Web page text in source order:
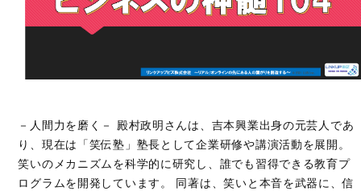
－人間力を磨く－ 殿村政明さんは、吉本興業出身の元芸人であ
り、現在は「笑伝塾」塾長として企業研修や講演活動を展開。
笑いのメカニズムを科学的に研究し、誰でも習得できる教育プ
ログラムを開発しています。 同著は、笑いと本音を武器に、信